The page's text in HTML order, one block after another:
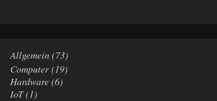
Allgemein(73)
Computer(19)
Hardware(6)
IoT(1)